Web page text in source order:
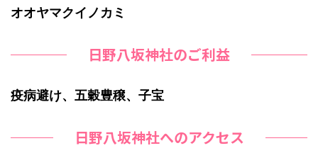
オオヤマクイノカミ
日野八坂神社のご利益
疫病避け、五穀豊穣、子宝
日野八坂神社へのアクセス